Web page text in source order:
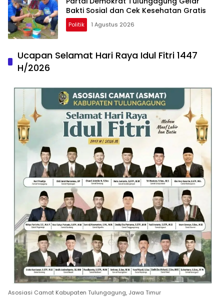
Bakti Sosial dan Cek Kesehatan Gratis
Politik 1 Agustus 2026
Ucapan Selamat Hari Raya Idul Fitri 1447
H/2026
Asosiasi Camat Kabupaten Tulungagung, Jawa Timur